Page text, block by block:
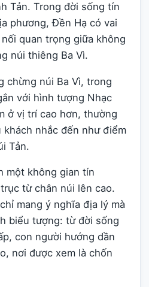
Tản. Trong đời sống tín
phương, Đền Hạ có vai
quan trọng giữa không
núi thiêng Ba Vì.
chừng núi Ba Vì, trong
với hình tượng Nhạc
ở vị trí cao hơn, thường
nhắc đến như điểm
Tản.
một không gian tín
từ chân núi lên cao.
mang ý nghĩa địa lý mà
biểu tượng: từ đời sống
con người hướng dần
nơi được xem là chốn